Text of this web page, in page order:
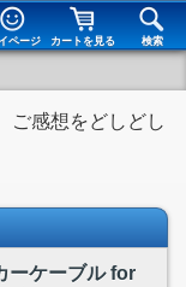
ページ カートを見る 検索
ご感想をどしどし
ーケーブル for